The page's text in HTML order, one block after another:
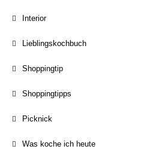
Interior
Lieblingskochbuch
Shoppingtip
Shoppingtipps
Picknick
Was koche ich heute